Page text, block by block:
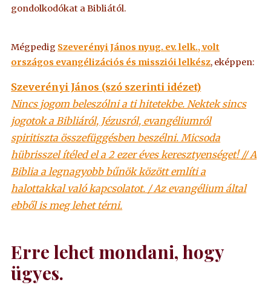
gondolkodókat a Bibliától.
Mégpedig Szeverényi János nyug. ev. lelk., volt
országos evangélizációs és missziói lelkész, eképpen:
Szeverényi János (szó szerinti idézet)
Nincs jogom beleszólni a ti hitetekbe. Nektek sincs
jogotok a Bibliáról, Jézusról, evangéliumról
spiritiszta összefüggésben beszélni. Micsoda
hübrisszel ítéled el a 2 ezer éves keresztyenséget! // A
Biblia a legnagyobb bűnök között említi a
halottakkal való kapcsolatot. / Az evangélium által
ebből is meg lehet térni.
Erre lehet mondani, hogy
ügyes.